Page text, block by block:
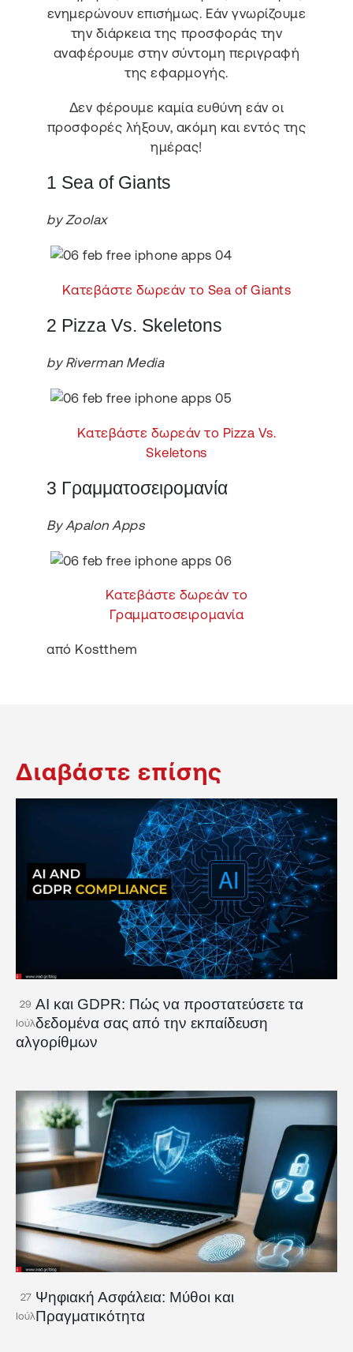
ενημερώνουν επισήμως. Εάν γνωρίζουμε
την διάρκεια της προσφοράς την
αναφέρουμε στην σύντομη περιγραφή
της εφαρμογής.
Δεν φέρουμε καμία ευθύνη εάν οι
προσφορές λήξουν, ακόμη και εντός της
ημέρας!
1 Sea of Giants
by Zoolax
Κατεβάστε δωρεάν το Sea of Giants
2 Pizza Vs. Skeletons
by Riverman Media
Κατεβάστε δωρεάν το Pizza Vs.
Skeletons
3 Γραμματοσειρομανία
By Apalon Apps
Κατεβάστε δωρεάν το
Γραμματοσειρομανία
από Kostthem
Διαβάστε επίσης
29
Ιούλ
AI και GDPR: Πώς να προστατεύσετε τα
δεδομένα σας από την εκπαίδευση
αλγορίθμων
27
Ιούλ
Ψηφιακή Ασφάλεια: Μύθοι και
Πραγματικότητα